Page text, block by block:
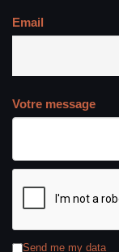
Email
Votre message
Send me my data